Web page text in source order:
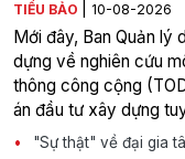
TIỂU BẢO 10-08-2026
Mới đây, Ban Quản lý
dựng về nghiên cứu
thông công cộng
án đầu tư xây dựng
"Sự thật" về đại gia